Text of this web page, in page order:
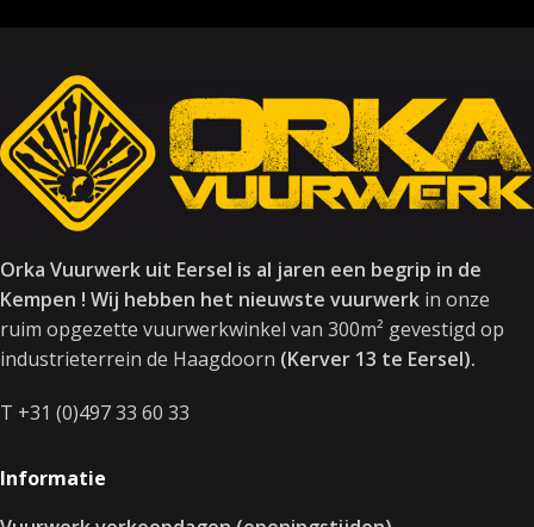
Orka Vuurwerk uit Eersel is al jaren een begrip in de
Kempen ! Wij hebben het nieuwste vuurwerk in onze
ruim opgezette vuurwerkwinkel van 300m² gevestigd op
industrieterrein de Haagdoorn (Kerver 13 te Eersel).
T +31 (0)497 33 60 33
Informatie